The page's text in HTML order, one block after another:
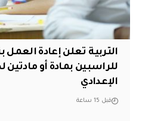
التربية تعلن إعادة العمل
للراسبين بمادة أو
الإعدادي
قبل 15 ساعة